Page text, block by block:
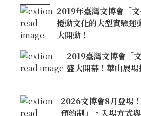
2019年臺灣文博會「
擾動文化的大型實驗
大開動！
2019臺灣文博會「
盛大開幕！華山展
2026文博會8月登場
預約制」，入場方式